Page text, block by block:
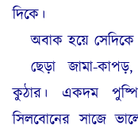
দিকে।
অবাক হয়ে সেদিকে
ছেড়া জামা-
কুঠার। একদম
সিলবোনের সাজে